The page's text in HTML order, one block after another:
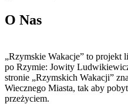
O Nas
„Rzymskie Wakacje” to projekt
po Rzymie: Jowity
stronie „Rzymskich Wakacji”
Wiecznego Miasta, tak aby
przeżyciem.